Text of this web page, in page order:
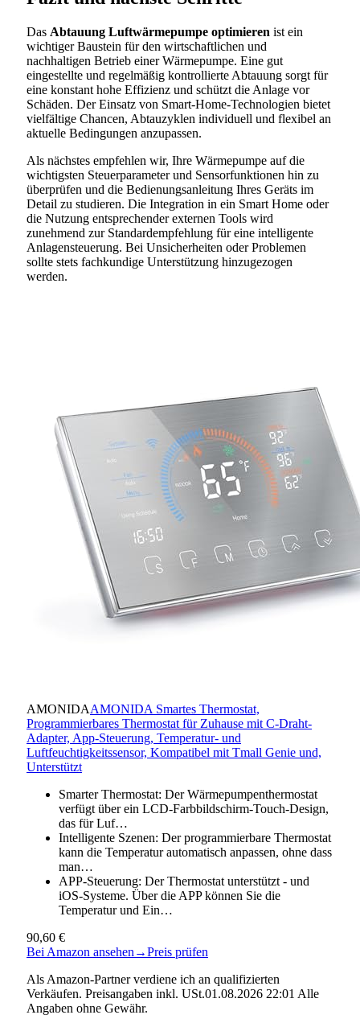
Das Abtauung Luftwärmepumpe optimieren ist ein
wichtiger Baustein für den wirtschaftlichen und
nachhaltigen Betrieb einer Wärmepumpe. Eine gut
eingestellte und regelmäßig kontrollierte Abtauung sorgt für
eine konstant hohe Effizienz und schützt die Anlage vor
Schäden. Der Einsatz von Smart-Home-Technologien bietet
vielfältige Chancen, Abtauzyklen individuell und flexibel an
aktuelle Bedingungen anzupassen.
Als nächstes empfehlen wir, Ihre Wärmepumpe auf die
wichtigsten Steuerparameter und Sensorfunktionen hin zu
überprüfen und die Bedienungsanleitung Ihres Geräts im
Detail zu studieren. Die Integration in ein Smart Home oder
die Nutzung entsprechender externen Tools wird
zunehmend zur Standardempfehlung für eine intelligente
Anlagensteuerung. Bei Unsicherheiten oder Problemen
sollte stets fachkundige Unterstützung hinzugezogen
werden.
AMONIDAAMONIDA Smartes Thermostat,
Programmierbares Thermostat für Zuhause mit C-Draht-
Adapter, App-Steuerung, Temperatur- und
Luftfeuchtigkeitssensor, Kompatibel mit Tmall Genie und,
Unterstützt
Smarter Thermostat: Der Wärmepumpenthermostat
verfügt über ein LCD-Farbbildschirm-Touch-Design,
das für Luf…
Intelligente Szenen: Der programmierbare Thermostat
kann die Temperatur automatisch anpassen, ohne dass
man…
APP-Steuerung: Der Thermostat unterstützt - und
iOS-Systeme. Über die APP können Sie die
Temperatur und Ein…
90,60 €
Bei Amazon ansehen →Preis prüfen
Als Amazon-Partner verdiene ich an qualifizierten
Verkäufen. Preisangaben inkl. USt.01.08.2026 22:01 Alle
Angaben ohne Gewähr.